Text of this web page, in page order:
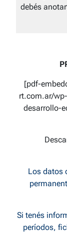
debés
[pdf-
rt.com.ar/
desarrollo-
Los datos
Si tenés
períodos,